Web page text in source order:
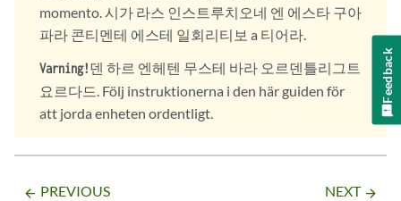
momento. 시가 라스 인스트루치오네 엔 에스타 구아
파라 콘티멘테 에스테 일회리티보 a 티어라.
Varning!덴 하르 엔헤텐 무스테 바라 오르덴틀리그트
요르다드. Följ instruktionerna i den här guiden för
att jorda enheten ordentligt.
arrow_backward PREVIOUS NEXT arrow_forward
Feedback